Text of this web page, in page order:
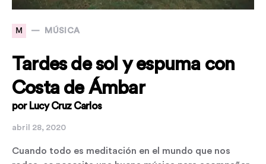
M MÚSICA
Tardes de sol y espuma con
Costa de Ámbar
por Lucy Cruz Carlos
abril 28, 2020
Cuando todo es meditación en el mundo que nos